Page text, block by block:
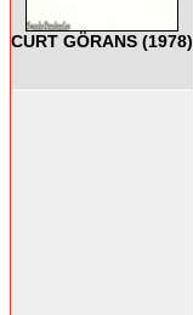
CURT GÖRANS (1978)